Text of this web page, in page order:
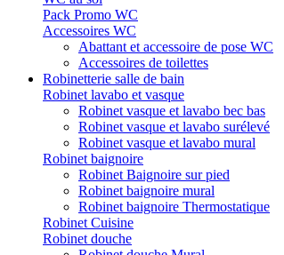
Pack Promo WC
Accessoires WC
Abattant et accessoire de pose WC
Accessoires de toilettes
Robinetterie salle de bain
Robinet lavabo et vasque
Robinet vasque et lavabo bec bas
Robinet vasque et lavabo surélevé
Robinet vasque et lavabo mural
Robinet baignoire
Robinet Baignoire sur pied
Robinet baignoire mural
Robinet baignoire Thermostatique
Robinet Cuisine
Robinet douche